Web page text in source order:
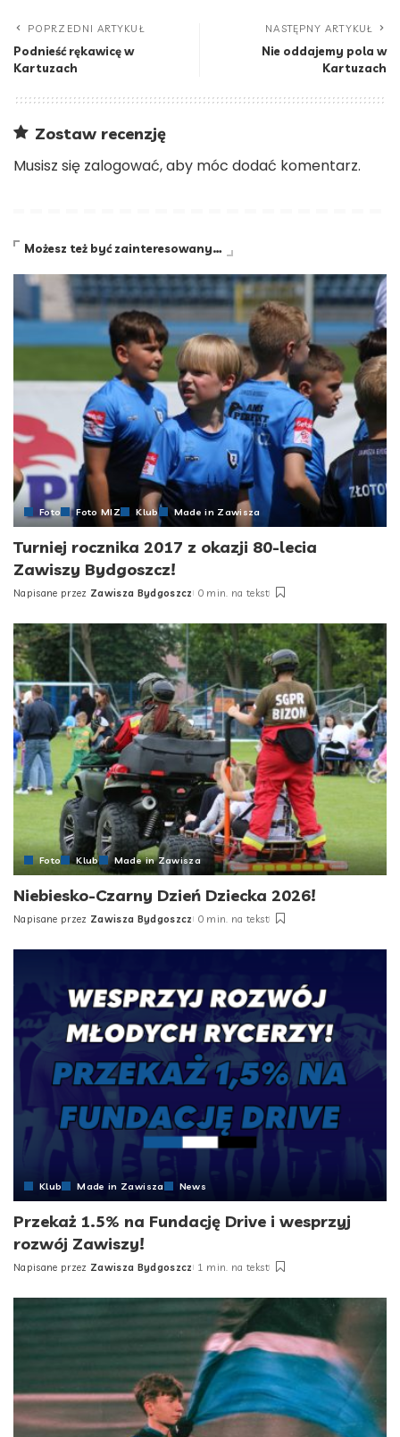
POPRZEDNI ARTYKUŁ
Podnieść rękawicę w
Kartuzach
NASTĘPNY ARTYKUŁ
Nie oddajemy pola w
Kartuzach
Zostaw recenzję
Musisz się zalogować, aby móc dodać komentarz.
Możesz też być zainteresowany…
Foto Foto MIZ Klub Made in Zawisza
Turniej rocznika 2017 z okazji 80-lecia
Zawiszy Bydgoszcz!
Posted
Napisane przez Zawisza Bydgoszcz 0 min. na tekst
Foto Klub Made in Zawisza
Niebiesko-Czarny Dzień Dziecka 2026!
Posted
Napisane przez Zawisza Bydgoszcz 0 min. na tekst
Klub Made in Zawisza News
Przekaż 1.5% na Fundację Drive i wesprzyj
rozwój Zawiszy!
Posted
Napisane przez Zawisza Bydgoszcz 1 min. na tekst